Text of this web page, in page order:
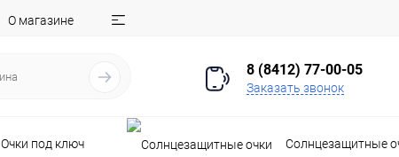
О магазине
8 (8412) 77-00-05
Заказать звонок
Очки под ключ Солнцезащитные